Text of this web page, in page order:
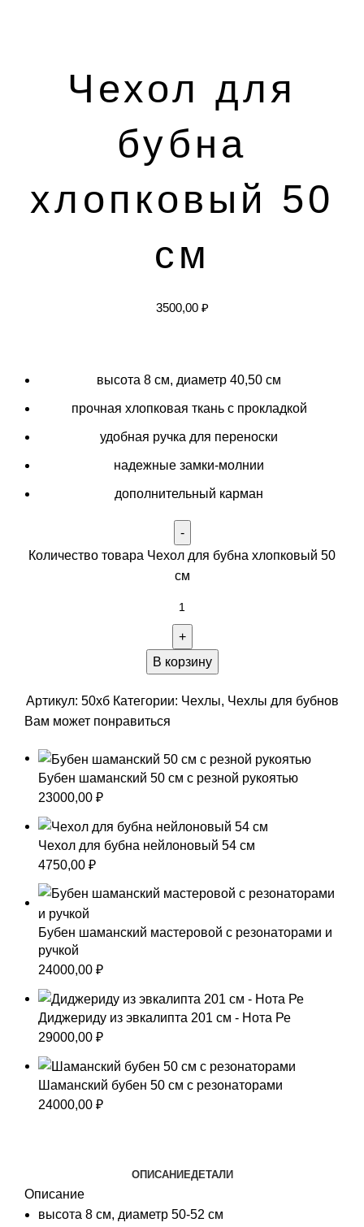
Чехол для
бубна
хлопковый 50
см
3500,00 ₽
высота 8 см, диаметр 40,50 см
прочная хлопковая ткань с прокладкой
удобная ручка для переноски
надежные замки-молнии
дополнительный карман
Количество товара Чехол для бубна хлопковый 50
см
В корзину
Артикул: 50хб Категории: Чехлы, Чехлы для бубнов
Вам может понравиться
Бубен шаманский 50 см с резной рукоятью
23000,00 ₽
Чехол для бубна нейлоновый 54 см
4750,00 ₽
Бубен шаманский мастеровой с резонаторами и
ручкой
24000,00 ₽
Диджериду из эвкалипта 201 см - Нота Ре
29000,00 ₽
Шаманский бубен 50 см с резонаторами
24000,00 ₽
ОПИСАНИЕДЕТАЛИ
Описание
высота 8 см, диаметр 50-52 см